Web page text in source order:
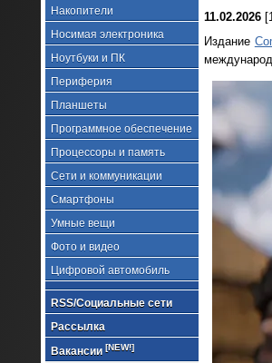
Накопители
Носимая электроника
Ноутбуки и ПК
Периферия
Планшеты
Программное обеспечение
Процессоры и память
Сети и коммуникации
Смартфоны
Умные вещи
Фото и видео
Цифровой автомобиль
RSS/Социальные сети
Рассылка
Вакансии [NEW!]
11.02.2026
Издание